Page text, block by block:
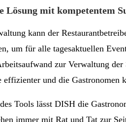
Lösung mit kompetentem
kann der
um für alle tagesaktuellen
zur Verwaltung
und die Gastronomen
Tools lässt DISH die
immer mit Rat und Tat zur